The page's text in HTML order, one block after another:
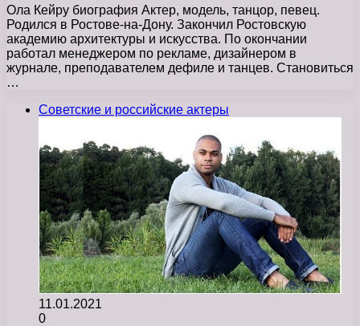
Ола Кейру биография Актер, модель, танцор, певец.
Родился в Ростове-на-Дону. Закончил Ростовскую
академию архитектуры и искусства. По окончании
работал менеджером по рекламе, дизайнером в
журнале, преподавателем дефиле и танцев. Становиться
…
Советские и российские актеры
11.01.2021
0